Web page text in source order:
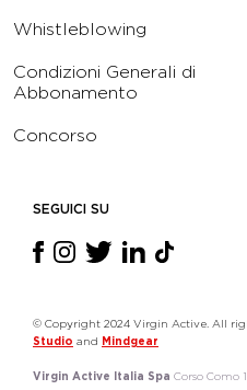
Whistleblowing
Condizioni Generali di
Abbonamento
Concorso
SEGUICI SU
© Copyright 2024 Virgin Active. All
Studio and Mindgear
Virgin Active Italia Spa Corso Como